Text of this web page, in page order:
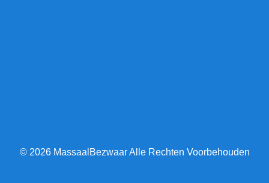
© 2026 MassaalBezwaar Alle Rechten Voorbehouden